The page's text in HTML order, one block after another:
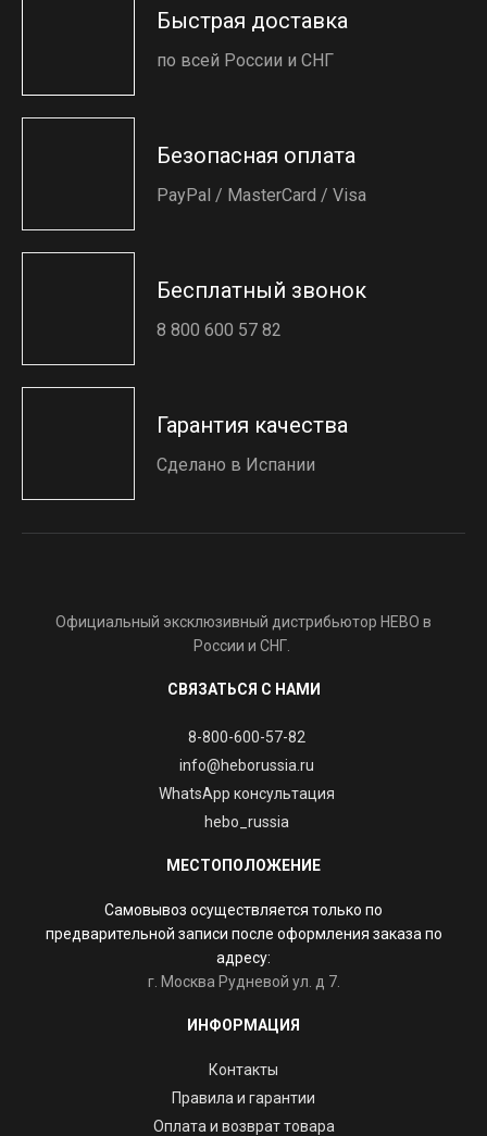
Быстрая доставка
по всей России и СНГ
Безопасная оплата
PayPal / MasterCard / Visa
Бесплатный звонок
8 800 600 57 82
Гарантия качества
Сделано в Испании
Официальный эксклюзивный дистрибьютор HEBO в
России и СНГ.
СВЯЗАТЬСЯ С НАМИ
8-800-600-57-82
info@heborussia.ru
WhatsApp консультация
hebo_russia
МЕСТОПОЛОЖЕНИЕ
Самовывоз осуществляется только по
предварительной записи после оформления заказа по
адресу:
г. Москва Рудневой ул. д 7.
ИНФОРМАЦИЯ
Контакты
Правила и гарантии
Оплата и возврат товара